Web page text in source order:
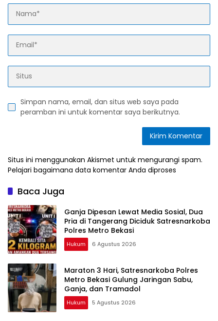
Simpan nama, email, dan situs web saya pada
peramban ini untuk komentar saya berikutnya.
Situs ini menggunakan Akismet untuk mengurangi spam.
Pelajari bagaimana data komentar Anda diproses
Baca Juga
Ganja Dipesan Lewat Media Sosial, Dua
Pria di Tangerang Diciduk Satresnarkoba
Polres Metro Bekasi
Hukum 6 Agustus 2026
Maraton 3 Hari, Satresnarkoba Polres
Metro Bekasi Gulung Jaringan Sabu,
Ganja, dan Tramadol
Hukum 5 Agustus 2026